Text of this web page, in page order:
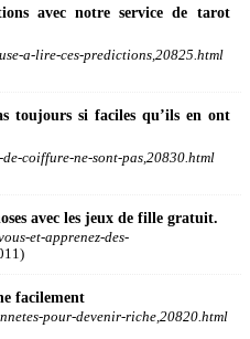
avec notre service de tarot
a-lire-ces-predictions,20825.html
toujours si faciles qu’ils en ont
coiffure-ne-sont-pas,20830.html
avec les jeux de fille gratuit.
et-apprenez-des-
facilement
pour-devenir-riche,20820.html